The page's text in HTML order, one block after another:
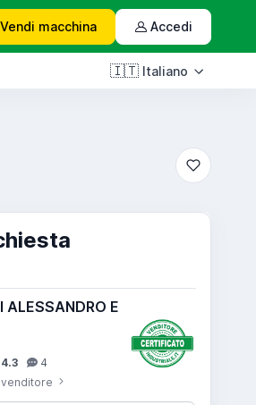
Vendi macchina Accedi
🇮🇹 Italiano
ALESSANDRO E
4.3
4